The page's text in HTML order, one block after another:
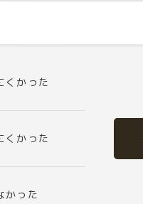
くかった
くかった
かった